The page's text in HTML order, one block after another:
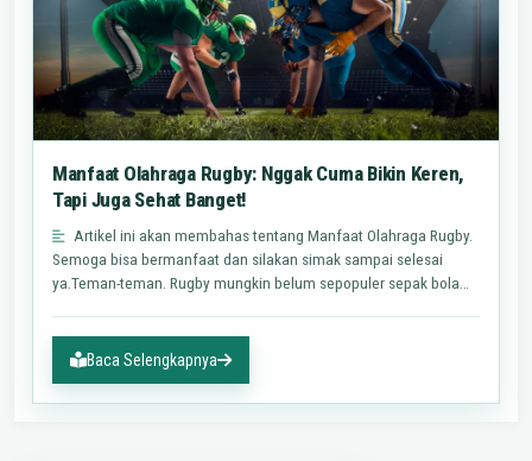
Manfaat Olahraga Rugby: Nggak Cuma Bikin Keren,
Tapi Juga Sehat Banget!
Artikel ini akan membahas tentang Manfaat Olahraga Rugby.
Semoga bisa bermanfaat dan silakan simak sampai selesai
ya.Teman-teman. Rugby mungkin belum sepopuler sepak bola
Baca Selengkapnya